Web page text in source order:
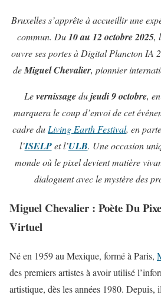
Bruxelles s’apprête à accueillir une
commun. Du10 au 12 octobre 2025,
ouvre ses portes à Digital Plancton IA
deMiguel Chevalier, pionnier
Levernissagedujeudi 9 octobre,
marquera le coup d’envoi de cet
cadre duLiving Earth Festival, en
l’ISELPet l’ULB. Une occasion
monde où le pixel devient matière
dialoguent avec le mystère des
Miguel Chevalier : Poète Du
Virtuel
Né en 1959 au Mexique, formé à Paris,
des premiers artistes à avoir utilisé
artistique, dès les années 1980. Depuis,